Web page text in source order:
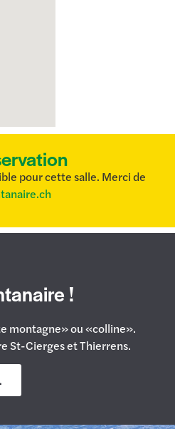
pour cette salle. Merci de
!
montagne» ou «colline».
St-Cierges et Thierrens.